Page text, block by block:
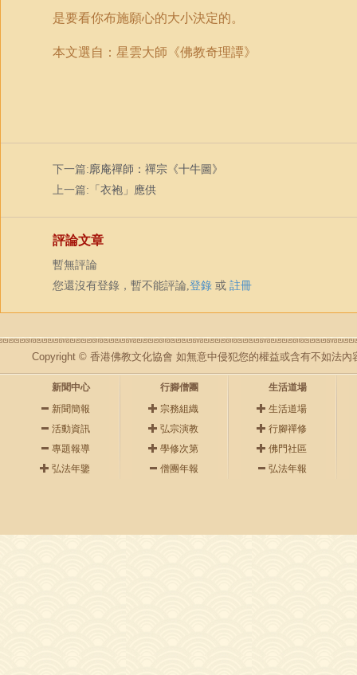
是要看你布施願心的大小決定的。
本文選自 ：星雲大師《佛教奇理譚》
下一篇:廓庵禪師：禪宗《十牛圖》
上一篇: 「衣袍」應供
評論文章
暫無評論
您還沒有登錄，暫不能評論,登錄 或 註冊
Copyright © 香港佛教文化協會 如無意中侵犯您的權益或含有不如法內
新聞中心
新聞簡報
活動資訊
專題報導
弘法年鑒
行腳僧團
宗務組織
弘宗演教
學修次第
僧團年報
生活道場
生活道場
行腳禪修
佛門社區
弘法年報